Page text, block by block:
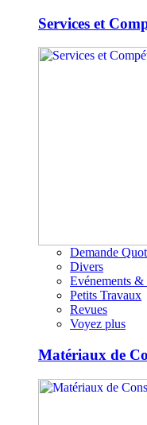
Services et
Demande
Divers
Evénements &
Petits Travaux
Revues
Voyez plus
Matériaux de